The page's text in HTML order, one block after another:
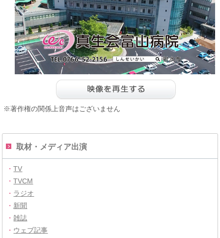
※著作権の関係上音声はございません
取材・メディア出演
・TV
・TVCM
・ ラジオ
・ 新聞
・雑誌
・ ウェブ記事